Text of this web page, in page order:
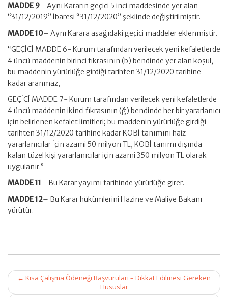
MADDE 9– Aynı Kararın geçici 5 inci maddesinde yer alan
“31/12/2019” İbaresi “31/12/2020” şeklinde değiştirilmiştir.
MADDE 10– Aynı Karara aşağıdaki geçici maddeler eklenmiştir.
“GEÇİCİ MADDE 6- Kurum tarafından verilecek yeni kefaletlerde
4 üncü maddenin birinci fıkrasının (b) bendinde yer alan koşul,
bu maddenin yürürlüğe girdiği tarihten 31/12/2020 tarihine
kadar aranmaz,
GEÇİCİ MADDE 7- Kurum tarafından verilecek yeni kefaletlerde
4 üncü maddenin ikinci fıkrasının (ğ) bendinde her bir yararlanıcı
için belirlenen kefalet limitleri; bu maddenin yürürlüğe girdiği
tarihten 31/12/2020 tarihine kadar KOBİ tanımını haiz
yararlanıcılar İçin azami 50 milyon TL, KOBİ tanımı dışında
kalan tüzel kişi yararlanıcılar için azami 350 milyon TL olarak
uygulanır.”
MADDE 11– Bu Karar yayımı tarihinde yürürlüğe girer.
MADDE 12– Bu Karar hükümlerini Hazine ve Maliye Bakanı
yürütür.
Post
navigation
← Kısa Çalışma Ödeneği Başvuruları – Dikkat Edilmesi Gereken
Hususlar